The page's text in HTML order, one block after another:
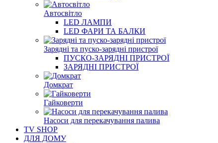
Автосвітло
LED ЛАМПИ
LED ФАРИ ТА БАЛКИ
Зарядні та пуско-зарядні пристрої
ПУСКО-ЗАРЯДНІ ПРИСТРОЇ
ЗАРЯДНІ ПРИСТРОЇ
Домкрат
Гайковерти
Насоси для перекачування палива
TV SHOP
ДЛЯ ДОМУ